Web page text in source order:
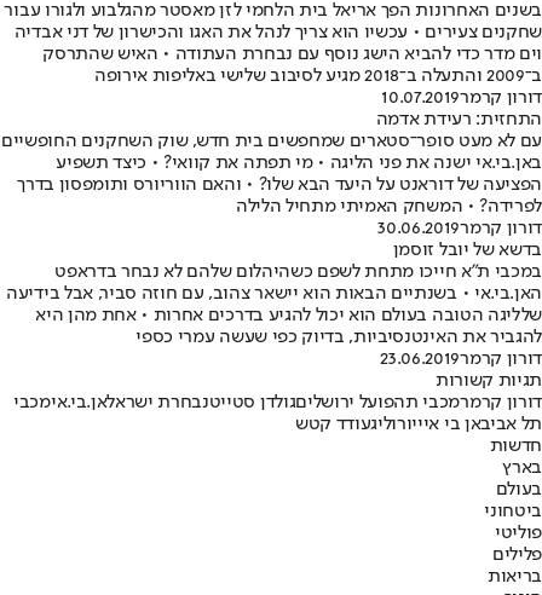
בשנים האחרונות הפך אריאל בית הלחמי לזן מאסטר מהגלבוע ולגורו עבור
שחקנים צעירים • עכשיו הוא צריך לנהל את האגו והכישרון של דני אבדיה
וים מדר כדי להביא הישג נוסף עם נבחרת העתודה • האיש שהתרסק
ב־2009 והתעלה ב־2018 מגיע לסיבוב שלישי באליפות אירופה
דורון קרמר10.07.2019
התחזית: רעידת אדמה
עם לא מעט סופר־סטארים שמחפשים בית חדש, שוק השחקנים החופשיים
באן.בי.אי ישנה את פני הליגה • מי תפתה את קוואי? • כיצד תשפיע
הפציעה של דוראנט על היעד הבא שלו? • והאם הווריורס ותומפסון בדרך
לפרידה? • המשחק האמיתי מתחיל הלילה
דורון קרמר30.06.2019
בדשא של יובל זוסמן
במכבי ת"א חייכו מתחת לשפם כשהיהלום שלהם לא נבחר בדראפט
האן.בי.אי • בשנתיים הבאות הוא יישאר צהוב, עם חוזה סביר, אבל בידיעה
שלליגה הטובה בעולם הוא יכול להגיע בדרכים אחרות • אחת מהן היא
להגביר את האינטנסיביות, בדיוק כפי שעשה עמרי כספי
דורון קרמר23.06.2019
תגיות קשורות
דורון קרמרמכבי תהפועל ירושליםגולדן סטייטנבחרת ישראלאן.בי.אימכבי
תל אביבאן בי איייורוליגעודד קטש
חדשות
בארץ
בעולם
ביטחוני
פוליטי
פלילים
בריאות